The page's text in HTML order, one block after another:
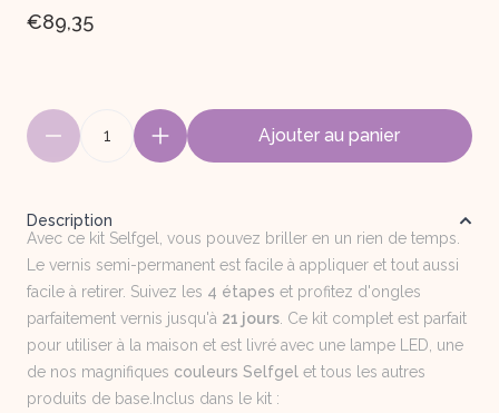
€89,35
1 Ajouter au panier
Description
Avec ce kit Selfgel, vous pouvez briller en un rien de temps.
Le vernis semi-permanent est facile à appliquer et tout aussi
facile à retirer. Suivez les 4 étapes et profitez d'ongles
parfaitement vernis jusqu'à 21 jours . Ce kit complet est parfait
pour utiliser à la maison et est livré avec une lampe LED, une
de nos magnifiques couleurs Selfgel et tous les autres
produits de base.Inclus dans le kit :